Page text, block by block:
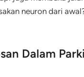
neuron dari
Dalam